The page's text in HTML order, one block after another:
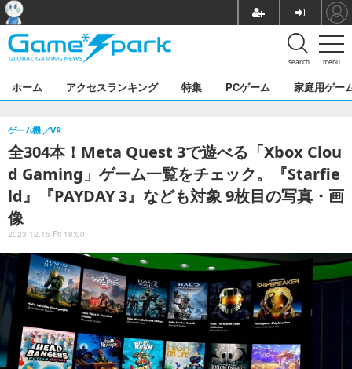
menu
search
ホーム アクセスランキング 特集 PCゲーム 家庭用ゲー
全304本！Meta Quest 3で遊べる「Xbox Clou
d Gaming」ゲーム一覧をチェック。『Starfie
ld』『PAYDAY 3』なども対象 9枚目の写真・画
像
ゲーム機 VR
2023.12.15 Fri 18:00